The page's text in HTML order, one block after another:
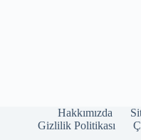
Hakkımızda
Gizlilik Politikası